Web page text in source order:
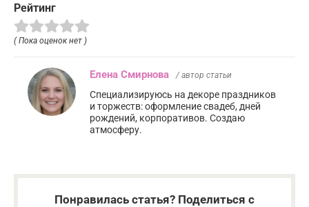
Рейтинг
( Пока оценок нет )
Елена Смирнова / автор статьи
Специализируюсь на декоре праздников
и торжеств: оформление свадеб, дней
рождений, корпоративов. Создаю
атмосферу.
Понравилась статья? Поделиться с